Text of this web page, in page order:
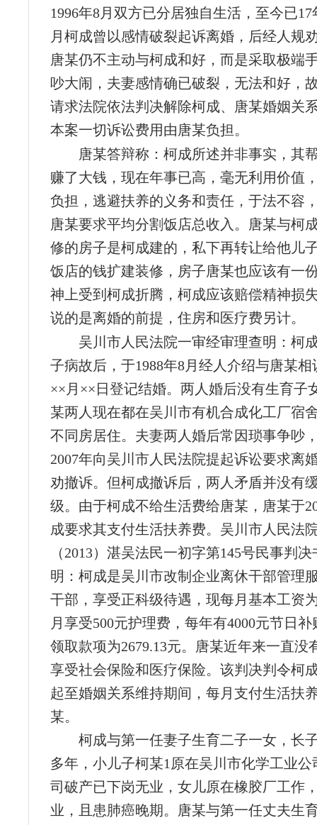
1996年8月双方已分居独自生活，至今已17
月柯成曾以感情破裂起诉离婚，后经人规
唐某仍不主动与柯成和好，而是采取极端
吵大闹，夫妻感情确已破裂，无法和好，
请求法院依法判决解除柯成、唐某婚姻关
本案一切诉讼费用由唐某负担。
唐某答辩称：柯成所述并非事实，其
赚了大钱，现在年事已高，毫无利用价值
负担，逃避扶养的义务和责任，于法不容
唐某要求平均分割饭店总收入。唐某与柯
修的房子是柯成建的，私下再转让给他儿
饭店的钱扩建装修，房子唐某也应该有一
神上受到柯成折腾，柯成应该赔偿精神损
说的是离婚的前提，住房和医疗费另计。
吴川市人民法院一审经审理查明：柯
子病故后，于1988年8月经人介绍与唐某
××月××日登记结婚。两人婚后没有生育子
某两人现在都在吴川市有机合成化工厂宿
不同房居住。夫妻两人婚后常因琐事争吵
2007年向吴川市人民法院提起诉讼要求离
劝撤诉。但柯成撤诉后，两人矛盾并没有
级。由于柯成不给生活费给唐某，唐某于
成要求其支付生活扶养费。吴川市人民法
（2013）湛吴法民一初字第145号民事判
明：柯成是吴川市改制企业离休干部管理
干部，享受正科级待遇，现每月基本工资
月享受500元护理费，每年有4000元节日
领取款项为2679.13元。唐某近年来一直没
享受社会保险和医疗保险。该判决判令柯
起至婚姻关系维持期间，每月支付生活扶
某。
柯成与第一任妻子生育二子一女，长
多年，小儿子柯某1原在吴川市化学工业公
司破产已下岗无业，女儿原在橡胶厂工作
业，且患肺癌晚期。唐某与第一任丈夫生